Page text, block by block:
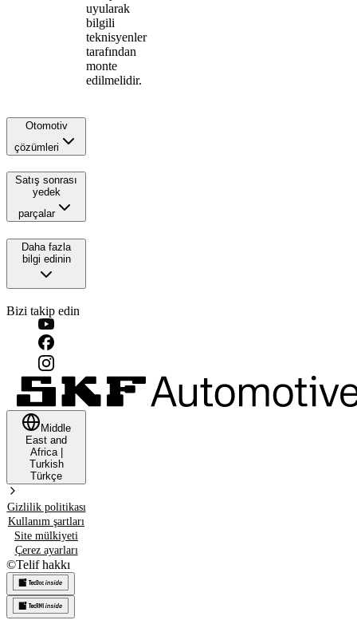
uyularak
bilgili
teknisyenler
tarafından
monte
edilmelidir.
Otomotiv
çözümleri
Satış sonrası
yedek
parçalar
Daha fazla
bilgi edinin
Bizi takip edin
Middle
East and
Africa|
Turkish
Türkçe
Gizlilik politikası
Kullanım şartları
Site mülkiyeti
Çerez ayarları
©Telif hakkı